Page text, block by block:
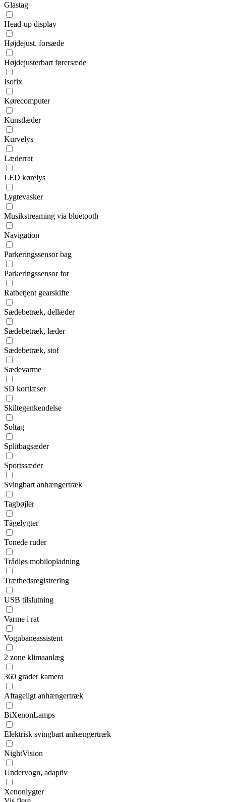
Glastag
Head-up display
Højdejust. forsæde
Højdejusterbart førersæde
Isofix
Kørecomputer
Kunstlæder
Kurvelys
Læderrat
LED kørelys
Lygtevasker
Musikstreaming via bluetooth
Navigation
Parkeringssensor bag
Parkeringssensor for
Ratbetjent gearskifte
Sædebetræk, dellæder
Sædebetræk, læder
Sædebetræk, stof
Sædevarme
SD kortlæser
Skiltegenkendelse
Soltag
Splitbagsæder
Sportssæder
Svingbart anhængertræk
Tagbøjler
Tågelygter
Tonede ruder
Trådløs mobilopladning
Træthedsregistrering
USB tilslutning
Varme i rat
Vognbaneassistent
2 zone klimaanlæg
360 grader kamera
Aftageligt anhængertræk
BiXenonLamps
Elektrisk svingbart anhængertræk
NightVision
Undervogn, adaptiv
Xenonlygter